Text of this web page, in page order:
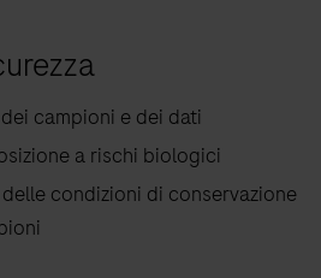
campioni e dei dati
a rischi biologici
condizioni di conservazione